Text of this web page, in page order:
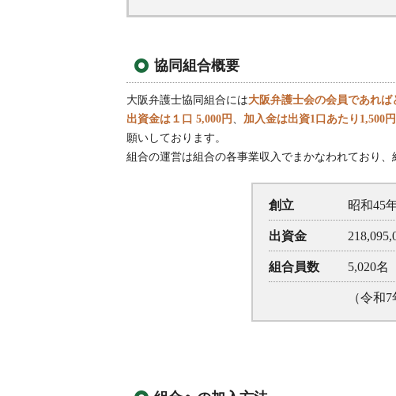
協同組合概要
大阪弁護士協同組合には大阪弁護士会の会員であれば
出資金は１口 5,000円 、 加入金は出資1口あたり1,500円
願いしております。
組合の運営は組合の各事業収入でまかなわれており、
創立 昭和45
出資金
組合員数 5,020名
（令和